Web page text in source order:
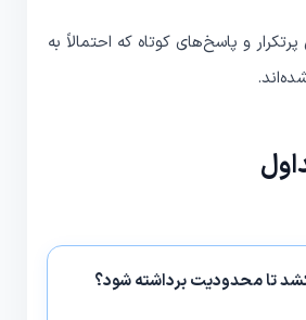
و پاسخ‌های کوتاه که احتمالاً به
تا محدودیت برداشته شود؟